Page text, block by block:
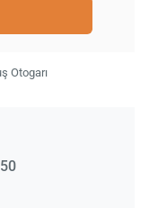
Otogarı